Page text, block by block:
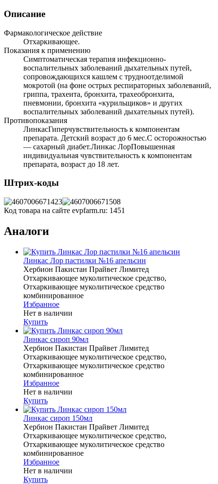
Описание
Фармакологическое действие
Отхаркивающее.
Показания к применению
Симптоматическая терапия инфекционно-
воспалительных заболеваний дыхательных путей,
сопровождающихся кашлем с трудноотделимой
мокротой (на фоне острых респираторных заболеваний,
гриппа, трахеита, бронхита, трахеобронхита,
пневмонии, бронхита «курильщиков» и других
воспалительных заболеваний дыхательных путей).
Противопоказания
ЛинкасГиперчувствительность к компонентам
препарата. Детский возраст до 6 мес.С осторожностью
— сахарный диабет.Линкас ЛорПовышенная
индивидуальная чувствительность к компонентам
препарата, возраст до 18 лет.
Штрих-коды
Код товара на сайте evpfarm.ru: 1451
Аналоги
Линкас Лор пастилки №16 апельсин
Хербион Пакистан Прайвет Лимитед
Отхаркивающее муколитическое средство,
Отхаркивающее муколитическое средство
комбинированное
Избранное
Нет в наличии
Купить
Линкас сироп 90мл
Хербион Пакистан Прайвет Лимитед
Отхаркивающее муколитическое средство,
Отхаркивающее муколитическое средство
комбинированное
Избранное
Нет в наличии
Купить
Линкас сироп 150мл
Хербион Пакистан Прайвет Лимитед
Отхаркивающее муколитическое средство,
Отхаркивающее муколитическое средство
комбинированное
Избранное
Нет в наличии
Купить